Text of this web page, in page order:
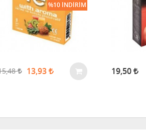
13,93
%10 İNDIRIM
19,50